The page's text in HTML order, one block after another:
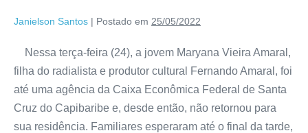
Janielson Santos | Postado em 25/05/2022
Nessa terça-feira (24), a jovem Maryana Vieira Amaral,
filha do radialista e produtor cultural Fernando Amaral, foi
até uma agência da Caixa Econômica Federal de Santa
Cruz do Capibaribe e, desde então, não retornou para
sua residência. Familiares esperaram até o final da tarde,